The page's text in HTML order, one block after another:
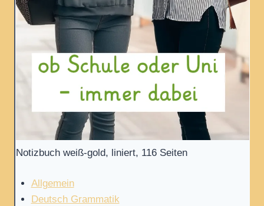
Notizbuch weiß-gold, liniert, 116 Seiten
Allgemein
Deutsch Grammatik